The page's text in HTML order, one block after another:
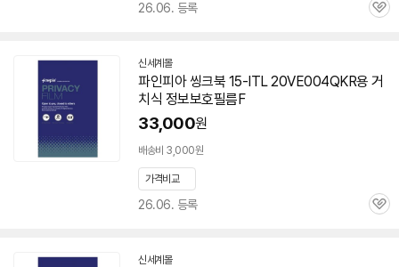
26.06. 등록
관
신세계몰
파인피아 씽크북 15-ITL 20VE004QKR용 거
치식 정보보호필름F
33,000원
배송비 3,000원
가격비교
26.06. 등록
관
신세계몰